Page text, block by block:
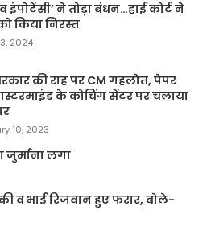
इंपोटेंसी’ ने तोड़ा बंधन…हाई कोर्ट ने
किया निरस्त
2024
की राह पर CM गहलोत, पेपर
के कोचिंग सेंटर पर चलाया
10, 2023
लगा
व भाई रिजवान हुए फरार, बोले-